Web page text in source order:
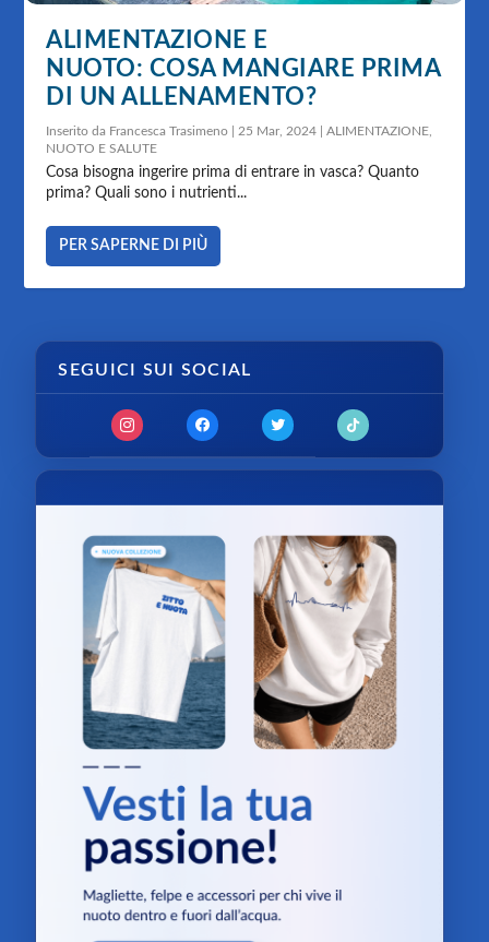
ALIMENTAZIONE E
NUOTO: COSA MANGIARE PRIMA
DI UN ALLENAMENTO?
Inserito da Francesca Trasimeno 25 Mar, 2024 |ALIMENTAZIONE
NUOTO E SALUTE
Cosa bisogna ingerire prima di entrare in vasca? Quanto
prima? Quali sono i nutrienti...
PER SAPERNE DI PIÙ
SEGUICI SUI SOCIAL